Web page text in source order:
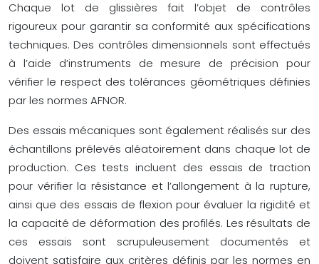
Chaque lot de glissières fait l’objet de contrôles
rigoureux pour garantir sa conformité aux spécifications
techniques. Des contrôles dimensionnels sont effectués
à l’aide d’instruments de mesure de précision pour
vérifier le respect des tolérances géométriques définies
par les normes AFNOR.
Des essais mécaniques sont également réalisés sur des
échantillons prélevés aléatoirement dans chaque lot de
production. Ces tests incluent des essais de traction
pour vérifier la résistance et l’allongement à la rupture,
ainsi que des essais de flexion pour évaluer la rigidité et
la capacité de déformation des profilés. Les résultats de
ces essais sont scrupuleusement documentés et
doivent satisfaire aux critères définis par les normes en